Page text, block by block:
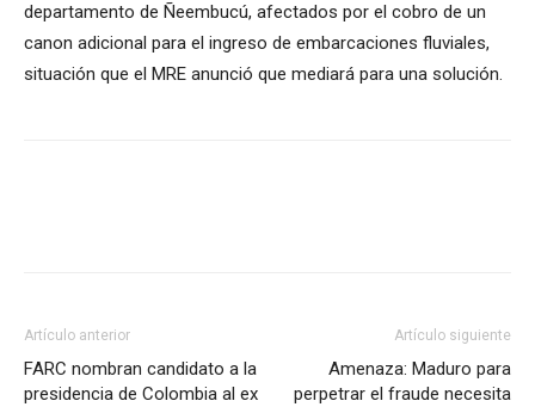
departamento de Ñeembucú, afectados por el cobro de un
canon adicional para el ingreso de embarcaciones fluviales,
situación que el MRE anunció que mediará para una solución.
Artículo anterior
FARC nombran candidato a la
presidencia de Colombia al ex
Artículo siguiente
Amenaza: Maduro para
perpetrar el fraude necesita